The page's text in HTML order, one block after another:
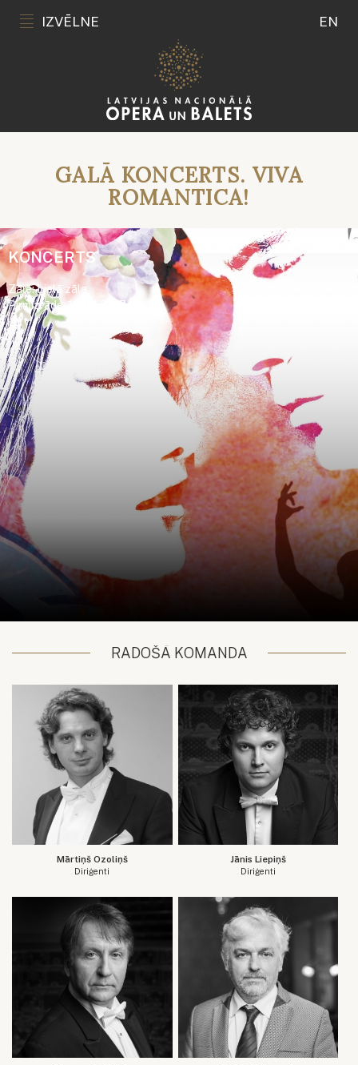
IZVĒLNE EN
GALĀ KONCERTS. VIVA
ROMANTICA!
KONCERTS
Zāle: Lielā zāle
Pirmizrāde: 18.06.2017
RADOŠĀ KOMANDA
Mārtiņš Ozoliņš
Diriģenti
Jānis Liepiņš
Diriģenti